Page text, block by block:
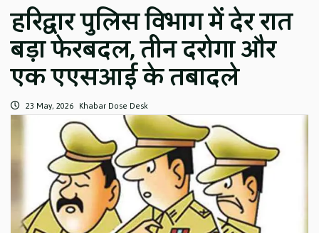
हरिद्वार पुलिस विभाग में देर रात
बड़ा फेरबदल, तीन दरोगा और
एक एएसआई के तबादले
23 May, 2026 Khabar Dose Desk